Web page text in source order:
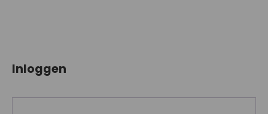
Inloggen